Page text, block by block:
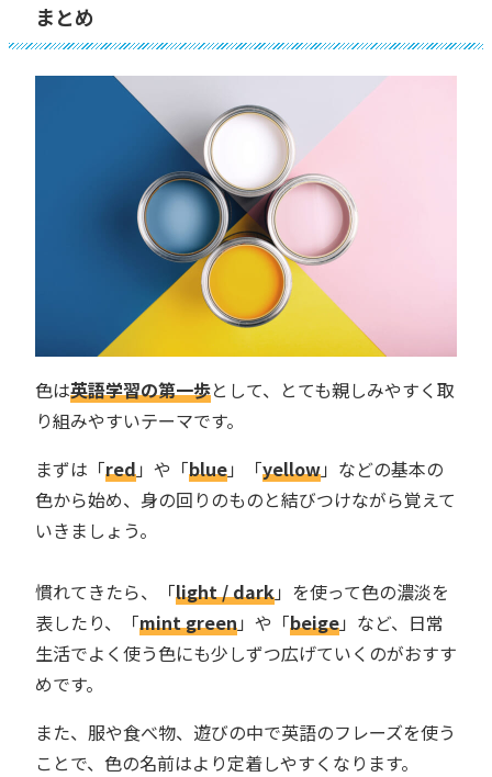
まとめ
色は英語学習の第一歩として、とても親しみやすく取
り組みやすいテーマです。
まずは「red」や「blue」「yellow」などの基本の
色から始め、身の回りのものと結びつけながら覚えて
いきましょう。
慣れてきたら、「light / dark」を使って色の濃淡を
表したり、「mint green」や「beige」など、日常
生活でよく使う色にも少しずつ広げていくのがおすす
めです。
また、服や食べ物、遊びの中で英語のフレーズを使う
ことで、色の名前はより定着しやすくなります。